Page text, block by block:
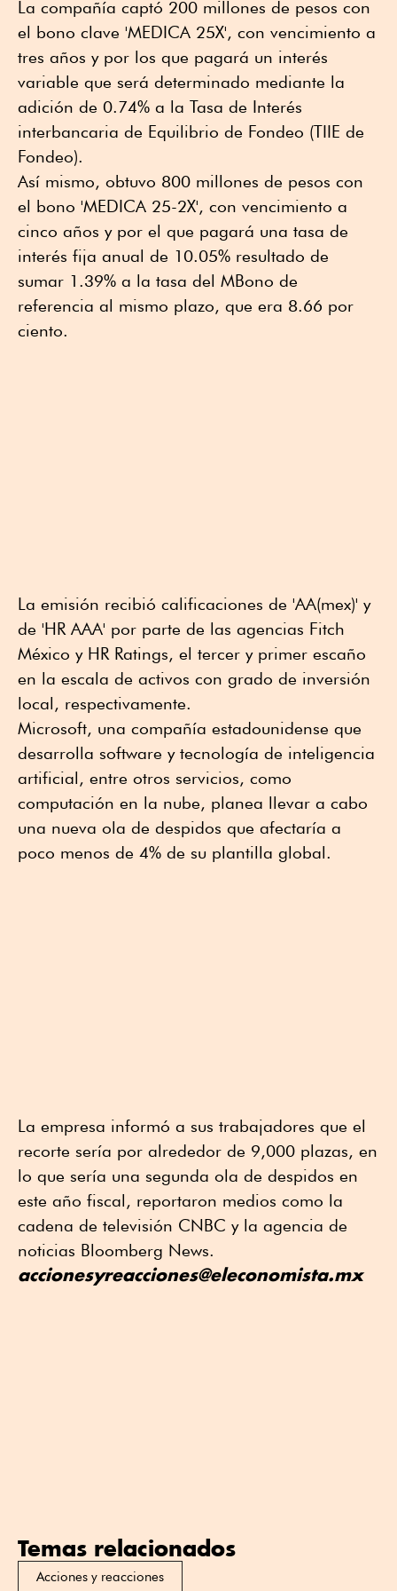
La compañía captó 200 millones de pesos con
el bono clave 'MEDICA 25X', con vencimiento a
tres años y por los que pagará un interés
variable que será determinado mediante la
adición de 0.74% a la Tasa de Interés
interbancaria de Equilibrio de Fondeo (TIIE de
Fondeo).
Así mismo, obtuvo 800 millones de pesos con
el bono 'MEDICA 25-2X', con vencimiento a
cinco años y por el que pagará una tasa de
interés fija anual de 10.05% resultado de
sumar 1.39% a la tasa del MBono de
referencia al mismo plazo, que era 8.66 por
ciento.
La emisión recibió calificaciones de 'AA(mex)' y
de 'HR AAA' por parte de las agencias Fitch
México y HR Ratings, el tercer y primer escaño
en la escala de activos con grado de inversión
local, respectivamente.
Microsoft, una compañía estadounidense que
desarrolla software y tecnología de inteligencia
artificial, entre otros servicios, como
computación en la nube, planea llevar a cabo
una nueva ola de despidos que afectaría a
poco menos de 4% de su plantilla global.
La empresa informó a sus trabajadores que el
recorte sería por alrededor de 9,000 plazas, en
lo que sería una segunda ola de despidos en
este año fiscal, reportaron medios como la
cadena de televisión CNBC y la agencia de
noticias Bloomberg News.
accionesyreacciones@eleconomista.mx
Temas relacionados
Acciones y reacciones